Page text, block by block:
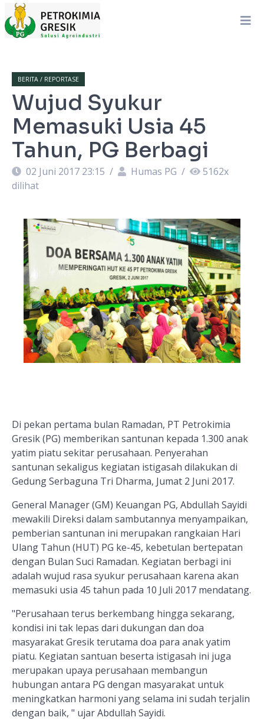
BERITA / REPORTASE
Wujud Syukur
Memasuki Usia 45
Tahun, PG Berbagi
02 Juni 2017 23:15 / Humas PG / 5162x
dilihat
Di pekan pertama bulan Ramadan, PT Petrokimia
Gresik (PG) memberikan santunan kepada 1.300 anak
yatim piatu sekitar perusahaan. Penyerahan
santunan sekaligus kegiatan istigasah dilakukan di
Gedung Serbaguna Tri Dharma, Jumat 2 Juni 2017.
General Manager (GM) Keuangan PG, Abdullah Sayidi
mewakili Direksi dalam sambutannya menyampaikan,
pemberian santunan ini merupakan rangkaian Hari
Ulang Tahun (HUT) PG ke-45, kebetulan bertepatan
dengan Bulan Suci Ramadan. Kegiatan berbagi ini
adalah wujud rasa syukur perusahaan karena akan
memasuki usia 45 tahun pada 10 Juli 2017 mendatang.
"Perusahaan terus berkembang hingga sekarang,
kondisi ini tak lepas dari dukungan dan doa
masyarakat Gresik terutama doa para anak yatim
piatu. Kegiatan santuan beserta istigasah ini juga
merupakan upaya perusahaan membangun
hubungan antara PG dengan masyarakat untuk
meningkatkan harmoni yang selama ini sudah terjalin
dengan baik, " ujar Abdullah Sayidi.